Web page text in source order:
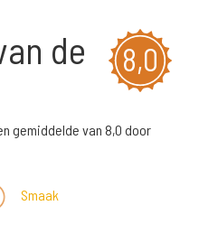
8,0
de
gemiddelde van 8,0 door
Smaak